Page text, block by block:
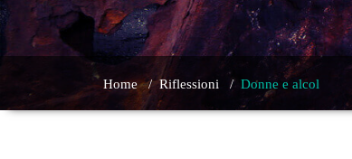
Home/Riflessioni / Donne e alcol